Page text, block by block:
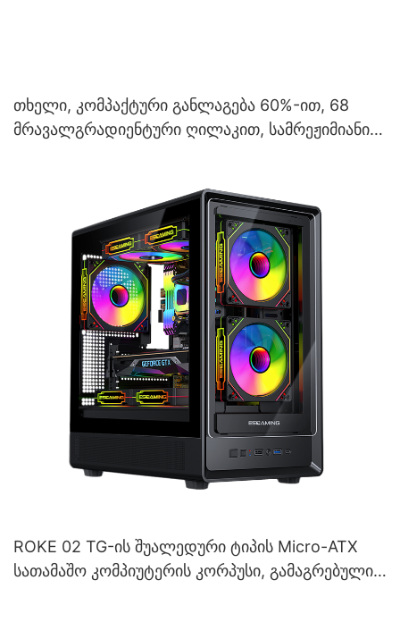
თხელი, კომპაქტური განლაგება 60%-ით, 68
მრავალგრადიენტური ღილაკით, სამრეჟიმიანი
ROKE 02 TG-ის შუალედური ტიპის Micro-ATX
სათამაშო კომპიუტერის კორპუსი, გამაგრებული